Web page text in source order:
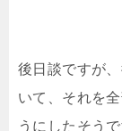
後日談ですが
いて、それを
うにしたそう